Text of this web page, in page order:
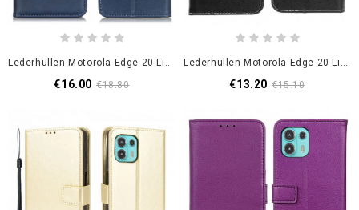
Lederhüllen Motorola Edge 20 Lite Handyhülle Doppelverschluss
€16.00 €18.80
Lederhüllen Motorola Edge 20 Lite Gefährlicher Bär
€13.20 €15.10